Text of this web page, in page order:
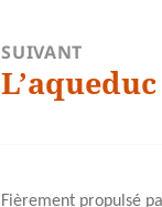
SUIVANT
Article
Fièrement propulsé